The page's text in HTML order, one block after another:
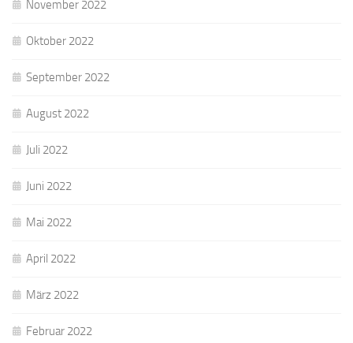
November 2022
Oktober 2022
September 2022
August 2022
Juli 2022
Juni 2022
Mai 2022
April 2022
März 2022
Februar 2022